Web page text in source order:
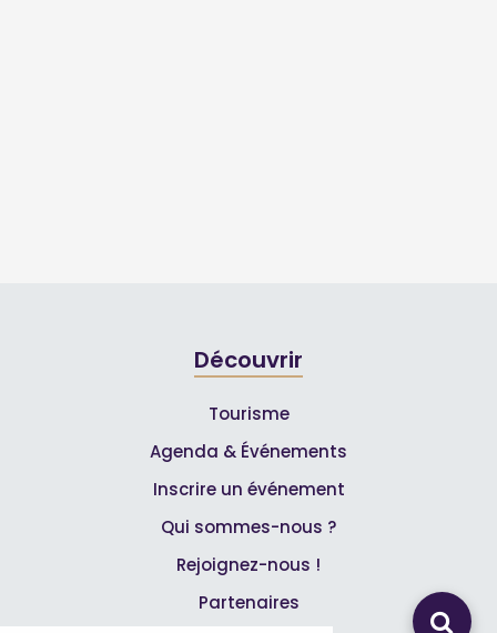
Découvrir
Tourisme
Agenda & Événements
Inscrire un événement
Qui sommes-nous ?
Rejoignez-nous !
Partenaires